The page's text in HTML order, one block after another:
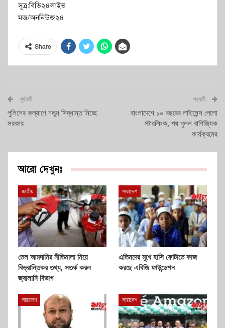
সূত্র:বিডি২৪লাইভ
মজ/অননিউজ২৪
Share
পূর্ববর্তী
পুলিশের কল্যাণে নতুন সিদ্ধান্ত নিচ্ছে
সরকার
পরবর্তী
বাংলাদেশে ১০ বছরের লাইসেন্স পেলো
স্টারলিংক, পথ খুলল বাণিজ্যিক
কার্যক্রমের
আরো দেখুনঃ
জাতীয়
তেল আমদানির নীতিমালা নিয়ে
বিভ্রান্তিকর তথ্য, সতর্ক করল
জ্বালানি বিভাগ
সারাদেশ
এতিমদের মুখে হাসি ফোটাতে কাজ
করছে এবিজি ফাউন্ডেশন
সারাদেশ সারাদেশ